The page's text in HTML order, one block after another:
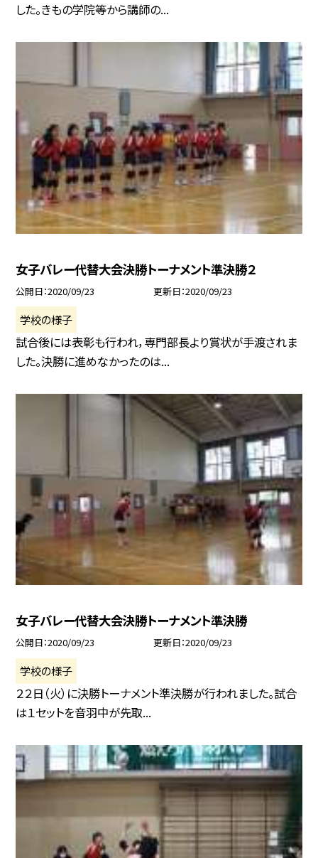
した。きもの学院等から講師の...
女子バレー代替大会決勝トーナメント準決勝２
公開日 2020/09/23 更新日 2020/09/23
学校の様子
試合後には表彰も行われ，専門部長より賞状が手渡されま
した。決勝に進めなかったのは...
女子バレー代替大会決勝トーナメント準決勝
公開日 2020/09/23 更新日 2020/09/23
学校の様子
２２日（火）に決勝トーナメント準決勝が行われました。試合
は１セットを音羽中が先取...